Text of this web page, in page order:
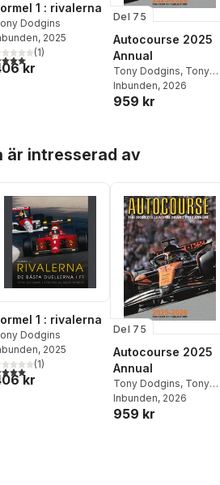
röster:
1 : rivalerna
Dodgins
, 2025
utav 5 stjärnor. Totalt antal röster:
(1)
kr
Del 75
Autocourse 2025
Annual
Tony Dodgins, Tony
Dodgins
Inbunden, 2026
959 kr
är intresserad av
röster:
1 : rivalerna
Dodgins
, 2025
utav 5 stjärnor. Totalt antal röster:
(1)
kr
Del 75
Autocourse 2025
Annual
Tony Dodgins, Tony
Dodgins
Inbunden, 2026
959 kr